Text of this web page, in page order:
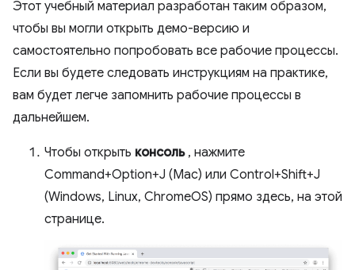
Этот учебный материал разработан таким образом,
чтобы вы могли открыть демо-версию и
самостоятельно попробовать все рабочие процессы.
Если вы будете следовать инструкциям на практике,
вам будет легче запомнить рабочие процессы в
дальнейшем.
Чтобы открыть консоль, нажмите
Command+Option+J (Mac) или Control+Shift+J
(Windows, Linux, ChromeOS) прямо здесь, на этой
странице.